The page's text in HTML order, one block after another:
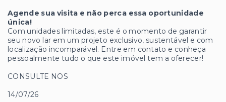
Agende sua visita e não perca essa oportunidade
única!
Com unidades limitadas, este é o momento de garantir
seu novo lar em um projeto exclusivo, sustentável e com
localização incomparável. Entre em contato e conheça
pessoalmente tudo o que este imóvel tem a oferecer!
CONSULTE NOS
14/07/26